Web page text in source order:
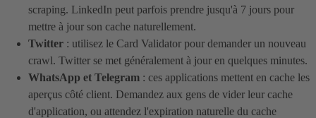
scraping. LinkedIn peut parfois prendre jusqu'à 7 jours pour
mettre à jour son cache naturellement.
Twitter : utilisez le Card Validator pour demander un nouveau
crawl. Twitter se met généralement à jour en quelques minutes.
WhatsApp et Telegram : ces applications mettent en cache les
aperçus côté client. Demandez aux gens de vider leur cache
d'application, ou attendez l'expiration naturelle du cache